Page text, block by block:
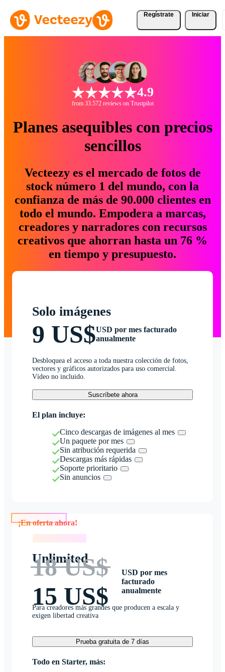
Regístrate Iniciar
4.9
from 33.572 reviews on Trustpilot
Planes asequibles con precios
sencillos
Vecteezy es el mercado de fotos de
stock número 1 del mundo, con la
confianza de más de 90.000 clientes en
todo el mundo. Empodera a marcas,
creadores y narradores con recursos
creativos que ahorran hasta un 76 %
en tiempo y presupuesto.
Solo imágenes
9 US$USD por mes facturado
anualmente
Desbloquea el acceso a toda nuestra colección de fotos,
vectores y gráficos autorizados para uso comercial.
Vídeo no incluido.
Suscríbete ahora
El plan incluye:
Cinco descargas de imágenes al mes
Un paquete por mes
Sin atribución requerida
Descargas más rápidas
Soporte prioritario
Sin anuncios
Unlimited
18 US$
15 US$
USD por mes
facturado
anualmente
Para creadores más grandes que producen a escala y
exigen libertad creativa
Prueba gratuita de 7 días
Todo en Starter, más: